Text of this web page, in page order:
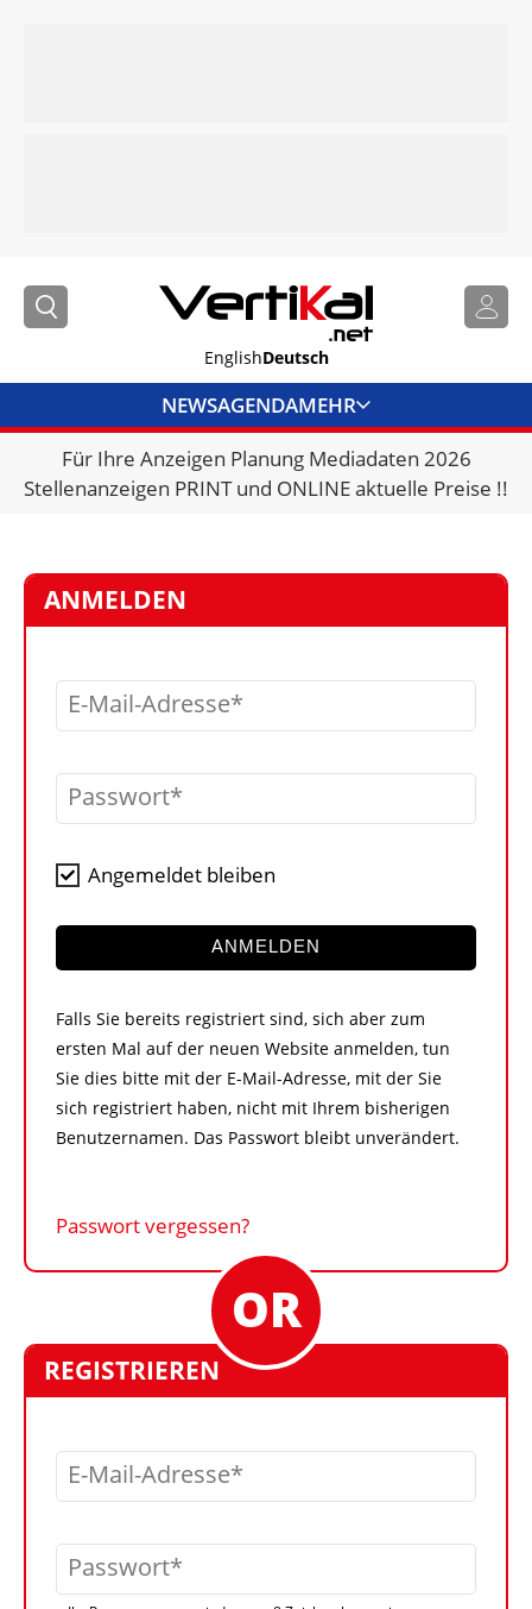
EnglishDeutsch
NEWSAGENDAMEHR
BRANCHENLINKS
VERMIETER
VIDEOS
BIBLIOTHEK
KRAN & BÜHNE
KONTAKT
Für Ihre Anzeigen Planung Mediadaten 2026
Stellenanzeigen PRINT und ONLINE aktuelle Preise !!
ANMELDEN
E-Mail-Adresse
Passwort
Angemeldet bleiben
ANMELDEN
Falls Sie bereits registriert sind, sich aber zum
ersten Mal auf der neuen Website anmelden, tun
Sie dies bitte mit der E-Mail-Adresse, mit der Sie
sich registriert haben, nicht mit Ihrem bisherigen
Benutzernamen. Das Passwort bleibt unverändert.
Passwort vergessen?
REGISTRIEREN
E-Mail-Adresse
Passwort